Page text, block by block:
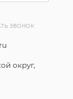
ЗВОНОК
округ,